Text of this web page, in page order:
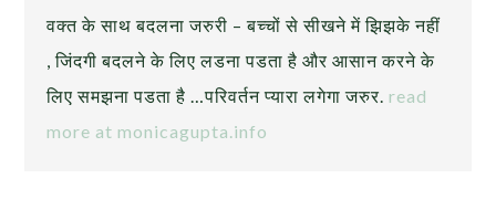
वक्त के साथ बदलना जरुरी – बच्चों से सीखने में झिझके नहीं
, जिंदगी बदलने के लिए लडना पडता है और आसान करने के
लिए समझना पडता है …परिवर्तन प्यारा लगेगा जरुर. read
more at monicagupta.info